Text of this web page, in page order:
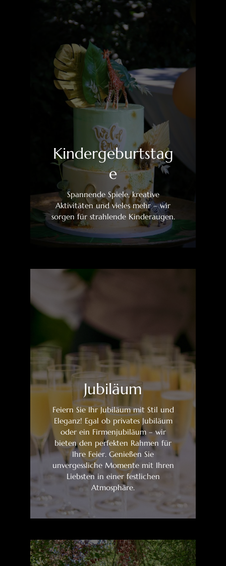
Kindergeburtstag
e
Spannende Spiele, kreative
Aktivitäten und vieles mehr – wir
sorgen für strahlende Kinderaugen.
Jubiläum
Feiern Sie Ihr Jubiläum mit Stil und
Eleganz! Egal ob privates Jubiläum
oder ein Firmenjubiläum – wir
bieten den perfekten Rahmen für
Ihre Feier. Genießen Sie
unvergessliche Momente mit Ihren
Liebsten in einer festlichen
Atmosphäre.